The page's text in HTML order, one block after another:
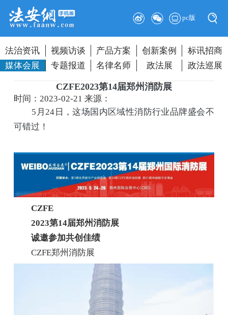
pc版
法治资讯 视频访谈 产品方案 创新案例
标讯招商
媒体会展
专题报道 名律名师 政法展 政法巡展
CZFE2023第14届郑州消防展
时间：2023-02-21来源：
5月24日，这场国内区域性消防行业品牌盛会不
可错过！
CZFE
2023第14届郑州消防展
诚邀参加共创佳绩
CZFE郑州消防展